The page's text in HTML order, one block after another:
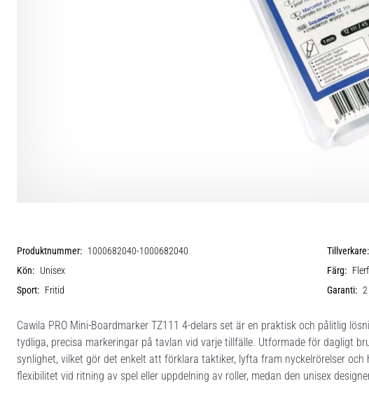
Produktnummer: 1000682040-1000682040 Tillverkare:
Kön: Unisex Färg:
Sport: Fritid Garanti:
Cawila PRO Mini-Boardmarker TZ111 4-delars set är en praktisk och pålitlig
tydliga, precisa markeringar på tavlan vid varje tillfälle. Utformade för dagligt
synlighet, vilket gör det enkelt att förklara taktiker, lyfta fram nyckelrörelser
flexibilitet vid ritning av spel eller uppdelning av roller, medan den unisex